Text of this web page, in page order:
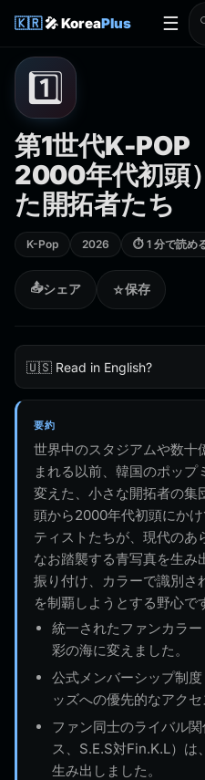
🇰🇷🎤 KoreaPlus ☰
1️⃣
第1世代K-POP
2000年代初頭
た開拓者たち
K-Pop 2026 ⏱ 1 分で読め
📤シェア ☆保存
🇺🇸 Read in English?
要約
世界中のスタジアムや数十
まれる以前、韓国のポップ
変えた、小さな開拓者の集
頭から2000年代初頭にか
ティストたちが、現代のあ
なお踏襲する青写真を生み
振り付け、カラーで識別さ
を制覇しようとする野心で
統一されたファンカラ
彩の海に変えました。
公式メンバーシップ制
ッズへの優先的なアクセ
ファン同士のライバル
ス、S.E.S対Fin.K.L）は
生み出しました。